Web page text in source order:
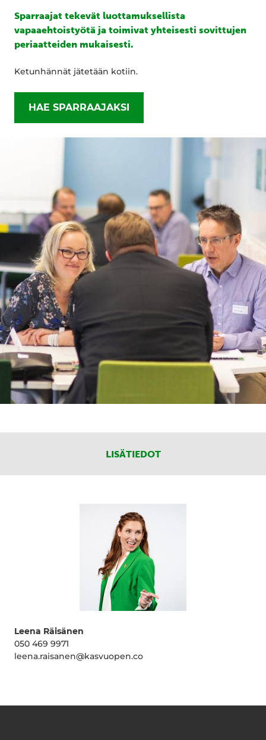
Sparraajat tekevät luottamuksellista
vapaaehtoistyötä ja toimivat yhteisesti sovittujen
periaatteiden mukaisesti.
Ketunhännät jätetään kotiin.
HAE SPARRAAJAKSI
LISÄTIEDOT
Leena Räisänen
050 469 9971
leena.raisanen@kasvuopen.co